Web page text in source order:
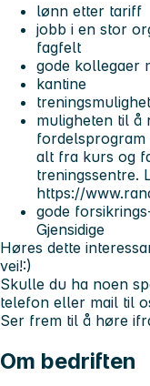
lønn etter tariff
jobb i en stor
fagfelt
gode kollegaer
kantine
muligheten til å
alt fra kurs og
treningssentre.
https://
gode
Gjensidige
Høres dette
vei!:)
Skulle du ha noen
telefon eller mail til
Ser frem til å høre
Om bedriften